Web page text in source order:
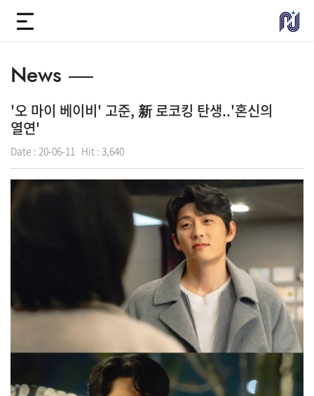
News
'오 마이 베이비' 고준, 新 로코킹 탄생..'혼신의
열연'
Date : 20-06-11 Hit : 3,640